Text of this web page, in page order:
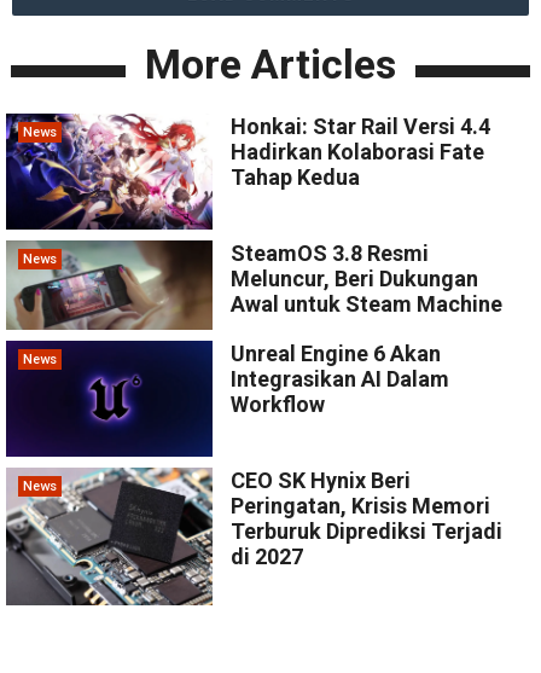
More Articles
News
Honkai: Star Rail Versi 4.4
Hadirkan Kolaborasi Fate
Tahap Kedua
News
SteamOS 3.8 Resmi
Meluncur, Beri Dukungan
Awal untuk Steam Machine
News
Unreal Engine 6 Akan
Integrasikan AI Dalam
Workflow
News
CEO SK Hynix Beri
Peringatan, Krisis Memori
Terburuk Diprediksi Terjadi
di 2027